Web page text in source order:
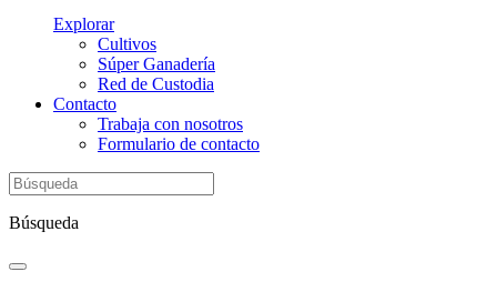
Explorar
Cultivos
Súper Ganadería
Red de Custodia
Contacto
Trabaja con nosotros
Formulario de contacto
Búsqueda